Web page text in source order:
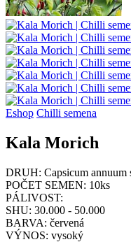
Eshop Chilli semena
Kala Morich
DRUH: Capsicum annuum
POČET SEMEN: 10ks
PÁLIVOST:
SHU: 30.000 - 50.000
BARVA: červená
VÝNOS: vysoký